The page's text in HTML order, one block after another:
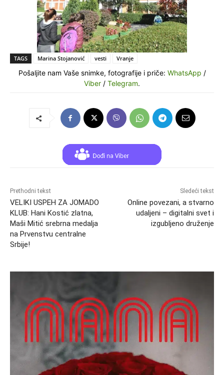
TAGS Marina Stojanović vesti Vranje
Pošaljite nam Vaše snimke, fotografije i priče: WhatsApp /
Viber / Telegram.
Prethodni tekst
VELIKI USPEH ZA JOMADO
KLUB: Hani Kostić zlatna,
Maši Mitić srebrna medalja
na Prvenstvu centralne
Srbije!
Sledeći tekst
Online povezani, a stvarno
udalјeni – digitalni svet i
izgublјeno druženje